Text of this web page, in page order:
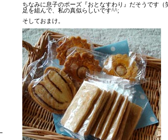
ちなみに息子のポーズ『おとなすわり』だそうです（
足を組んで、私の真似らしいです^^;
そしておまけ。